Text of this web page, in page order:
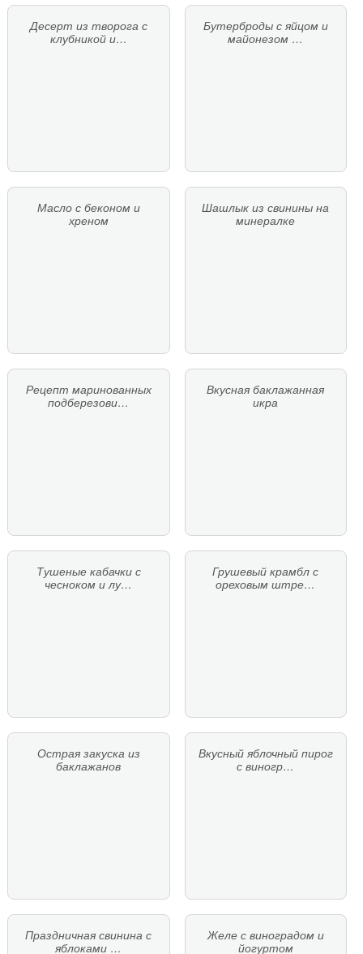
Десерт из творога с
клубникой и…
Бутерброды с яйцом и
майонезом …
Масло с беконом и
хреном
Шашлык из свинины на
минералке
Рецепт маринованных
подберезови…
Вкусная баклажанная
икра
Тушеные кабачки с
чесноком и лу…
Грушевый крамбл с
ореховым штре…
Острая закуска из
баклажанов
Вкусный яблочный пирог
с виногр…
Праздничная свинина с
яблоками …
Желе с виноградом и
йогуртом